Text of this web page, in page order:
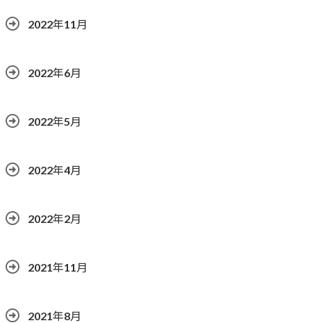
2022年11月
2022年6月
2022年5月
2022年4月
2022年2月
2021年11月
2021年8月